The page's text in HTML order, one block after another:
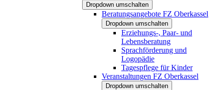
Dropdown umschalten
Beratungsangebote FZ Oberkassel
Dropdown umschalten
Erziehungs-, Paar- und
Lebensberatung
Sprachförderung und
Logopädie
Tagespflege für Kinder
Veranstaltungen FZ Oberkassel
Dropdown umschalten